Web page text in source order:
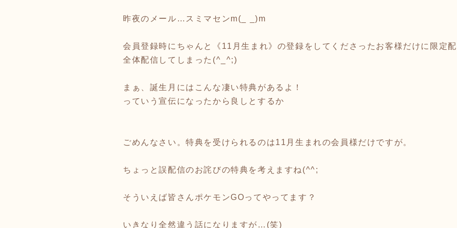
昨夜のメール…スミマセンm(_ _)m
会員登録時にちゃんと《11月生まれ》の登録をしてくださったお客様だけに限定
全体配信してしまった(^_^;)
まぁ、誕生月にはこんな凄い特典があるよ！
っていう宣伝になったから良しとするか
ごめんなさい。特典を受けられるのは11月生まれの会員様だけですが。
ちょっと誤配信のお詫びの特典を考えますね(^^;
そういえば皆さんポケモンGOってやってます？
いきなり全然違う話になりますが…(笑)